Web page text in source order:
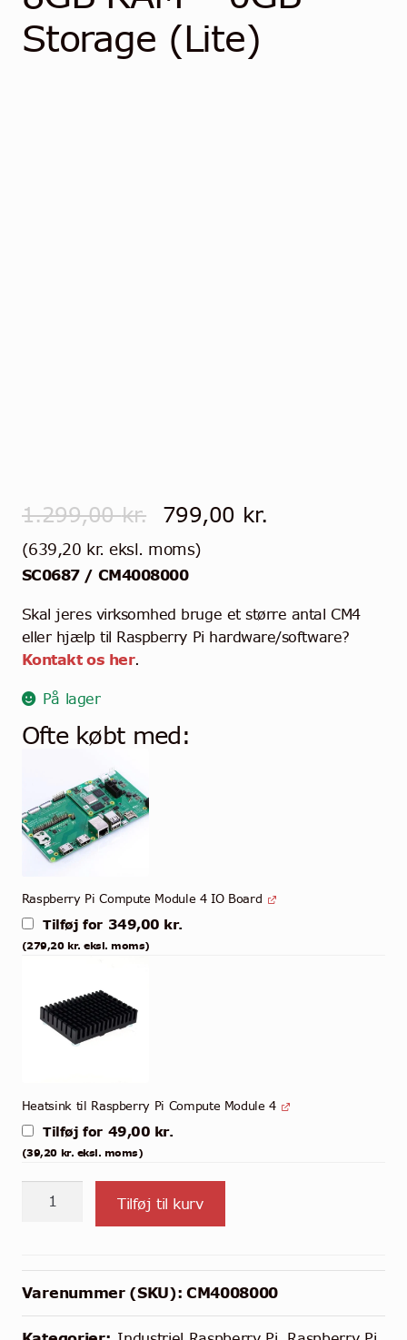
Kontakt
Storage (Lite)
1.299,00kr.
Den
oprindelige
pris
var:
1.299,00 kr..
799,00 kr.
er:
799,00 kr..
(639,20 kr. eksl. moms)
SC0687 / CM4008000
Skal jeres virksomhed bruge et større antal CM4
eller hjælp til Raspberry Pi hardware/software?
Kontakt os her.
På lager
Ofte købt med:
Raspberry Pi Compute Module 4 IO Board
Tilføj for 349,00 kr.
(279,20kr. eksl. moms)
Heatsink til Raspberry Pi Compute Module 4
Tilføj for 49,00 kr.
(39,20 kr. eksl. moms)
CM4008000
Module
Tilføj til kurv
Varenummer (SKU):CM4008000